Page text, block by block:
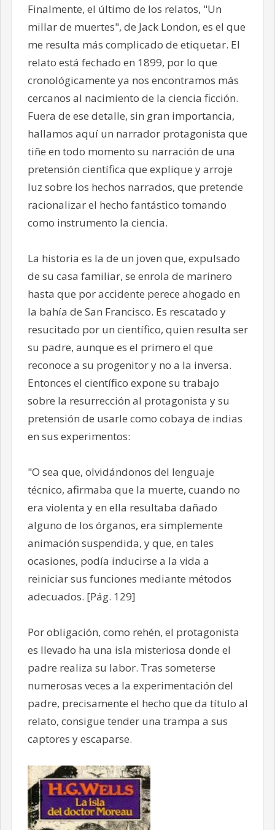
Finalmente, el último de los relatos, "Un
millar de muertes", de Jack London, es el que
me resulta más complicado de etiquetar. El
relato está fechado en 1899, por lo que
cronológicamente ya nos encontramos más
cercanos al nacimiento de la ciencia ficción.
Fuera de ese detalle, sin gran importancia,
hallamos aquí un narrador protagonista que
tiñe en todo momento su narración de una
pretensión científica que explique y arroje
luz sobre los hechos narrados, que pretende
racionalizar el hecho fantástico tomando
como instrumento la ciencia.
La historia es la de un joven que, expulsado
de su casa familiar, se enrola de marinero
hasta que por accidente perece ahogado en
la bahía de San Francisco. Es rescatado y
resucitado por un científico, quien resulta ser
su padre, aunque es el primero el que
reconoce a su progenitor y no a la inversa.
Entonces el científico expone su trabajo
sobre la resurrección al protagonista y su
pretensión de usarle como cobaya de indias
en sus experimentos:
"O sea que, olvidándonos del lenguaje
técnico, afirmaba que la muerte, cuando no
era violenta y en ella resultaba dañado
alguno de los órganos, era simplemente
animación suspendida, y que, en tales
ocasiones, podía inducirse a la vida a
reiniciar sus funciones mediante métodos
adecuados. [Pág. 129]
Por obligación, como rehén, el protagonista
es llevado ha una isla misteriosa donde el
padre realiza su labor. Tras someterse
numerosas veces a la experimentación del
padre, precisamente el hecho que da título al
relato, consigue tender una trampa a sus
captores y escaparse.